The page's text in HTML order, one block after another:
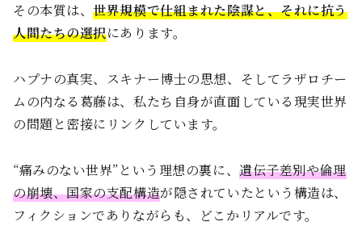
その本質は、世界規模で仕組まれた陰謀と、それに抗う
人間たちの選択にあります。
ハプナの真実、スキナー博士の思想、そしてラザロチー
ムの内なる葛藤は、私たち自身が直面している現実世界
の問題と密接にリンクしています。
“痛みのない世界”という理想の裏に、遺伝子差別や倫理
の崩壊、国家の支配構造が隠されていたという構造は、
フィクションでありながらも、どこかリアルです。